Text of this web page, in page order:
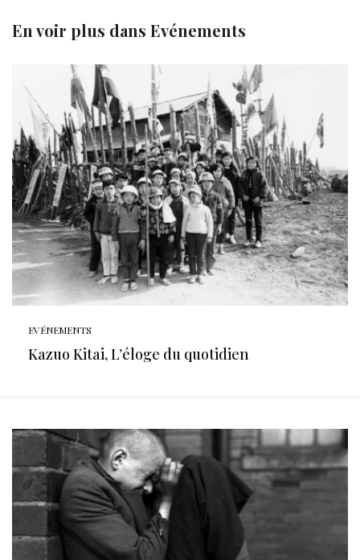
En voir plus dans Evénements
EVÉNEMENTS
Kazuo Kitai, L’éloge du quotidien